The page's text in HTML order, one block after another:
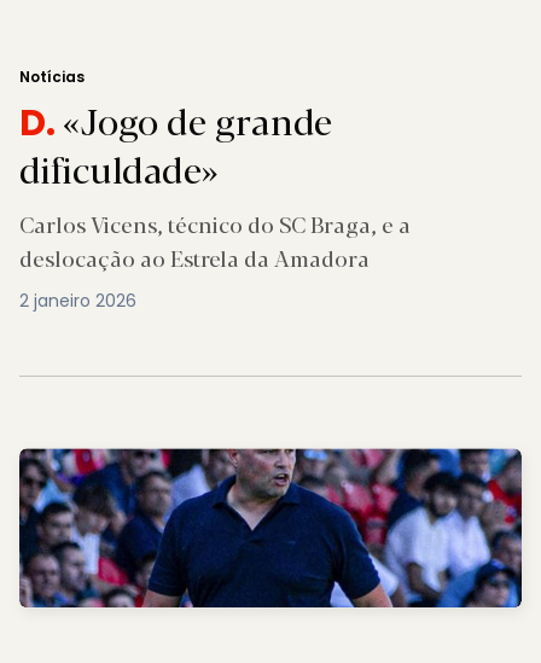
Notícias
D.«Jogo de grande
dificuldade»
Carlos Vicens, técnico do SC Braga, e a
deslocação ao Estrela da Amadora
2 janeiro 2026